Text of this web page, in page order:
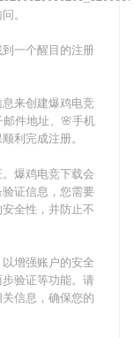
。
一个醒目的注册
来创建爆鸡电竞
件地址、🌸手机
利完成注册。
爆鸡电竞下载会
证信息，您需要
全性，并防止不
增强账户的安全
验证等功能。请
信息，确保您的